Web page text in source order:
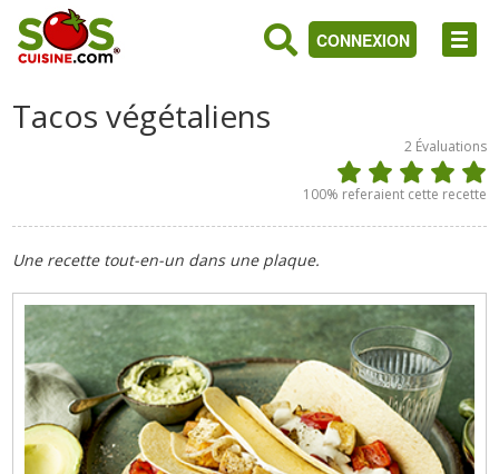
CONNEXION
Tacos végétaliens
2 Évaluations
100% referaient cette recette
Une recette tout-en-un dans une plaque.